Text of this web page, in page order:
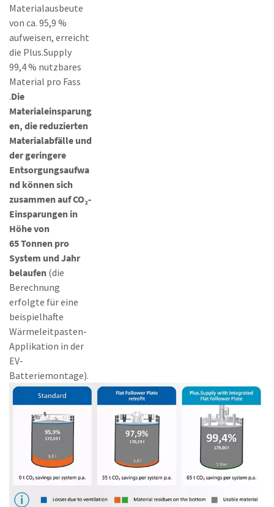
Materialausbeute
von ca. 95,9 %
aufweisen, erreicht
die Plus.Supply
99,4 % nutzbares
Material pro Fass
.Die
Materialeinsparung
en, die reduzierten
Materialabfälle und
der geringere
Entsorgungsaufwa
nd können sich
zusammen auf CO₂-
Einsparungen in
Höhe von
65 Tonnen pro
System und Jahr
belaufen (die
Berechnung
erfolgte für eine
beispielhafte
Wärmeleitpasten-
Applikation in der
EV-
Batteriemontage).